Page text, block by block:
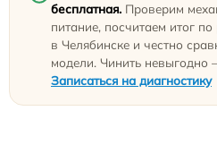
бесплатная. Проверим
питание, посчитаем итог
в Челябинске и честно
модели. Чинить невыгодно
Записаться на диагностику